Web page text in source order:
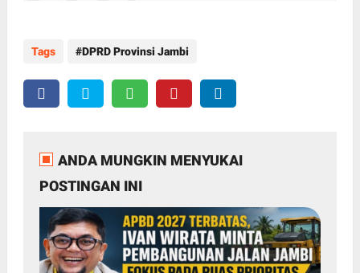
Tags DPRD Provinsi Jambi
ANDA MUNGKIN MENYUKAI
POSTINGAN INI